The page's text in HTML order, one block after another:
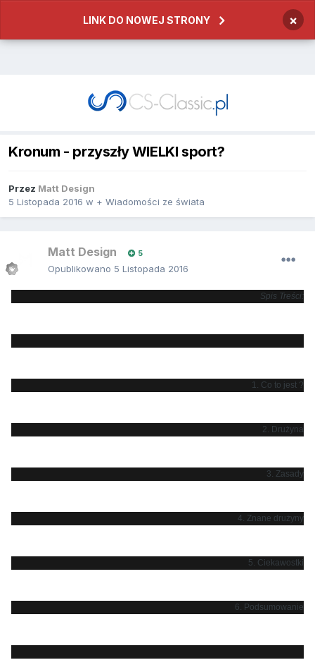
LINK DO NOWEJ STRONY ×
Kronum - przyszły WIELKI sport?
Przez Matt Design
5 Listopada 2016 w + Wiadomości ze świata
Matt Design 5
Opublikowano 5 Listopada 2016
Spis Treści:
1. Co to jest ?
2. Drużyna
3. Zasady
4. Znane drużyny
5. Ciekawostki
6. Podsumowanie